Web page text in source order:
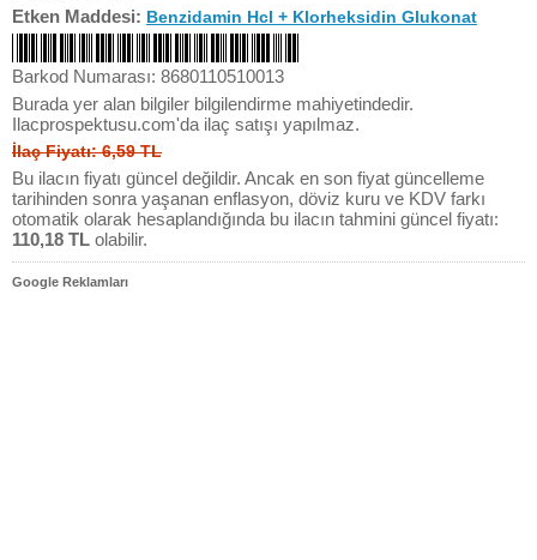
Etken Maddesi: Benzidamin Hcl + Klorheksidin Glukonat
Barkod Numarası: 8680110510013
Burada yer alan bilgiler bilgilendirme mahiyetindedir.
Ilacprospektusu.com'da ilaç satışı yapılmaz.
İlaç Fiyatı: 6,59 TL
Bu ilacın fiyatı güncel değildir. Ancak en son fiyat güncelleme
tarihinden sonra yaşanan enflasyon, döviz kuru ve KDV farkı
otomatik olarak hesaplandığında bu ilacın tahmini güncel fiyatı:
110,18 TL olabilir.
Google Reklamları